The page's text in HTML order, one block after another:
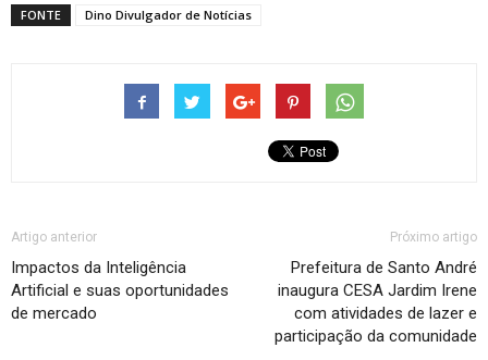
FONTE Dino Divulgador de Notícias
Artigo anterior
Impactos da Inteligência
Artificial e suas oportunidades
de mercado
Próximo artigo
Prefeitura de Santo André
inaugura CESA Jardim Irene
com atividades de lazer e
participação da comunidade